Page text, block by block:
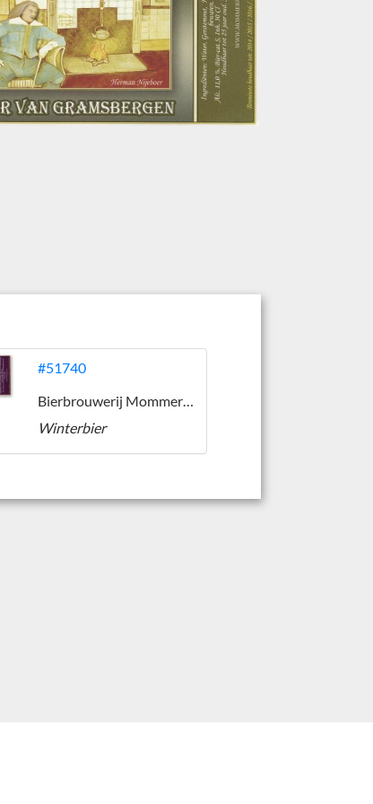
#51740
Bierbrouwerij Mommeriete
Winterbier